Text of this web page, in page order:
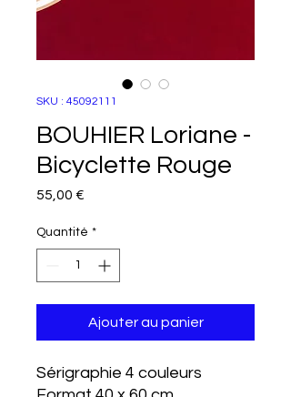
SKU : 45092111
BOUHIER Loriane -
Bicyclette Rouge
55,00 €
Quantité *
Ajouter au panier
Sérigraphie 4 couleurs